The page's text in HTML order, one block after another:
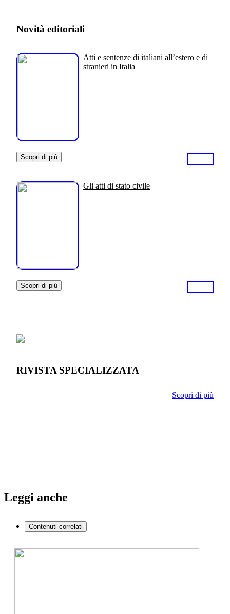
Novità editoriali
Atti e sentenze di italiani all’estero e di
stranieri in Italia
Scopri di più
Gli atti di stato civile
Scopri di più
RIVISTA SPECIALIZZATA
Scopri di più
Leggi anche
Contenuti correlati